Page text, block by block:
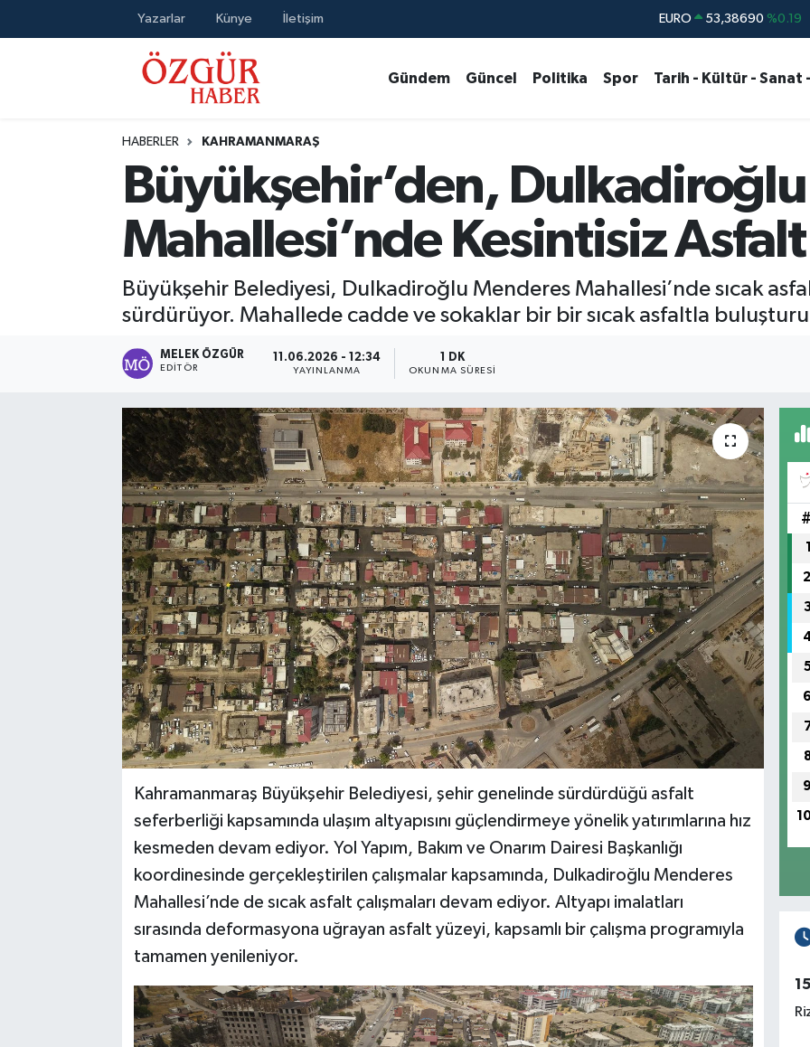
Yazarlar Künye İletişim STERLİN 61,60380 %0.18
BİST100 14.598,00 %0
EURO 53,38690
Gündem Güncel Politika Spor Tarih - Kültür - Sanat
HABERLER KAHRAMANMARAŞ
Büyükşehir’den,
Mahallesi’nde Kesintisiz
Büyükşehir Belediyesi, Dulkadiroğlu Menderes Mahallesi’nde sıcak
sürdürüyor. Mahallede cadde ve sokaklar bir bir sıcak asfaltla
MELEK ÖZGÜR
EDITÖR
11.06.2026 - 12:34
YAYINLANMA
1 DK
OKUNMA SÜRESI
Kahramanmaraş Büyükşehir Belediyesi, şehir genelinde sürdürdüğü asfalt
seferberliği kapsamında ulaşım altyapısını güçlendirmeye yönelik yatırımlarına hız
kesmeden devam ediyor. Yol Yapım, Bakım ve Onarım Dairesi Başkanlığı
koordinesinde gerçekleştirilen çalışmalar kapsamında, Dulkadiroğlu Menderes
Mahallesi’nde de sıcak asfalt çalışmaları devam ediyor. Altyapı imalatları
sırasında deformasyona uğrayan asfalt yüzeyi, kapsamlı bir çalışma programıyla
tamamen yenileniyor.
#
1
2
6
9
MODA - GÜZELLİK
Tarih - Kültür - Sanat - Turizm
Nöbetçi Eczaneler
Trafik Durumu
Süper Lig Puan Durumu ve Fikstür
Tüm Manşetler
Son Dakika Haberleri